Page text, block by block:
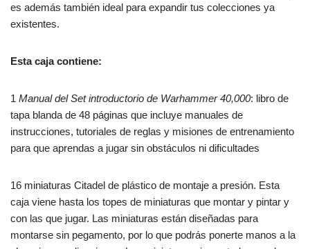
es además también ideal para expandir tus colecciones ya
existentes.
Esta caja contiene:
1 Manual del Set introductorio de Warhammer 40,000: libro de
tapa blanda de 48 páginas que incluye manuales de
instrucciones, tutoriales de reglas y misiones de entrenamiento
para que aprendas a jugar sin obstáculos ni dificultades
16 miniaturas Citadel de plástico de montaje a presión. Esta
caja viene hasta los topes de miniaturas que montar y pintar y
con las que jugar. Las miniaturas están diseñadas para
montarse sin pegamento, por lo que podrás ponerte manos a la